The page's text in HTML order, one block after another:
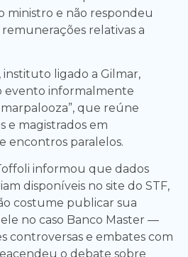
ministro e não respondeu
relativas a
instituto ligado a Gilmar,
evento informalmente
que reúne
e magistrados em
encontros paralelos.
informou que dados
disponíveis no site do STF,
costume publicar sua
no caso Banco Master —
controversas e embates com
o debate sobre